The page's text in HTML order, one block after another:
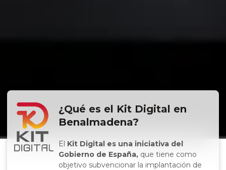
¿Qué es el Kit Digital en
Benalmadena?
El Kit Digital es una iniciativa del
Gobierno de España, que tiene como
objetivo subvencionar la implantación de